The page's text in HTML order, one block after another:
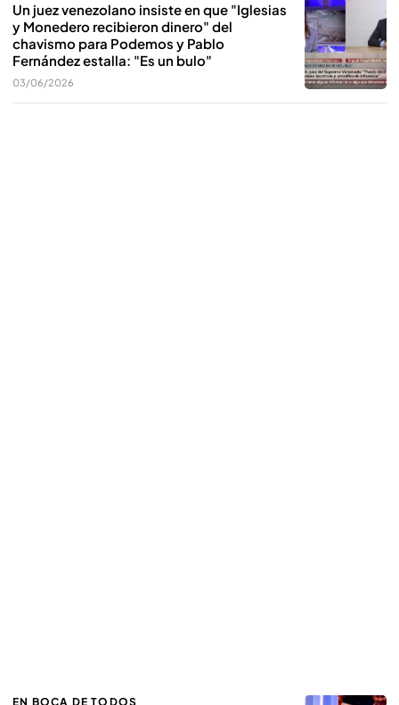
Un juez venezolano insiste en que "Iglesias
y Monedero recibieron dinero" del
chavismo para Podemos y Pablo
Fernández estalla: "Es un bulo"
03/06/2026
EN BOCA DE TODOS